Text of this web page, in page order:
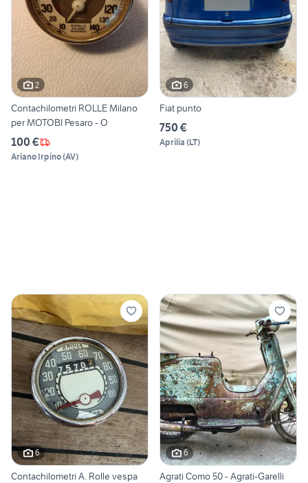
2
Contachilometri ROLLE Milano
per MOTOBI Pesaro - O
100 €
Ariano Irpino(AV)
6
Fiat punto
750 €
Aprilia (LT)
6
Contachilometri A. Rolle vespa
6
Agrati Como 50 - Agrati-Garelli